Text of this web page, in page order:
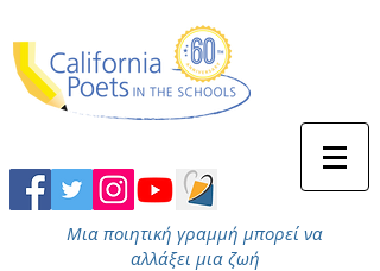
Μια ποιητική γραμμή μπορεί να
αλλάξει μια ζωή